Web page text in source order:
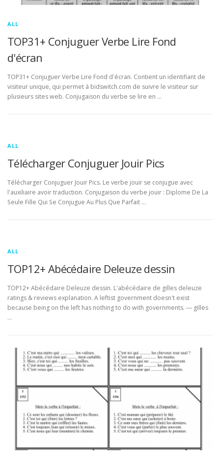
ALL
TOP31+ Conjuguer Verbe Lire Fond
d'écran
TOP31+ Conjuguer Verbe Lire Fond d'écran. Contient un identifiant de
visiteur unique, qui permet à bidswitch.com de suivre le visiteur sur
plusieurs sites web. Conjugaison du verbe se lire en …
ALL
Télécharger Conjuguer Jouir Pics
Télécharger Conjuguer Jouir Pics. Le verbe jouir se conjugue avec
l'auxiliaire avoir traduction. Conjugaison du verbe jouir : Diplome De La
Seule Fille Qui Se Conjugue Au Plus Que Parfait …
ALL
TOP12+ Abécédaire Deleuze dessin
TOP12+ Abécédaire Deleuze dessin. L'abécédaire de gilles deleuze
ratings & reviews explanation. A leftist government doesn't exist
because being on the left has nothing to do with governments. ― gilles
…